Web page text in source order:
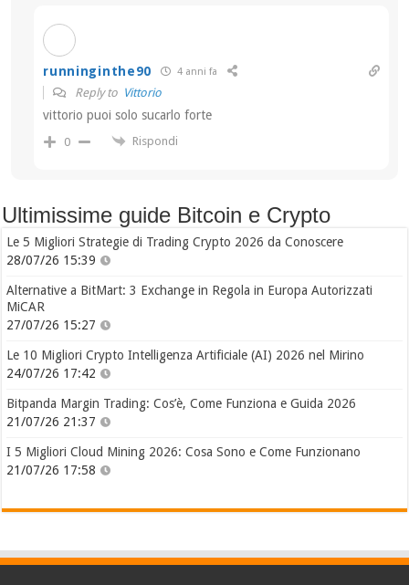
runninginthe90 4 anni fa
Reply to Vittorio
vittorio puoi solo sucarlo forte
0 Rispondi
Ultimissime guide Bitcoin e Crypto
Le 5 Migliori Strategie di Trading Crypto 2026 da Conoscere
28/07/26 15:39
Alternative a BitMart: 3 Exchange in Regola in Europa Autorizzati
MiCAR
27/07/26 15:27
Le 10 Migliori Crypto Intelligenza Artificiale (AI) 2026 nel Mirino
24/07/26 17:42
Bitpanda Margin Trading: Cos’è, Come Funziona e Guida 2026
21/07/26 21:37
I 5 Migliori Cloud Mining 2026: Cosa Sono e Come Funzionano
21/07/26 17:58